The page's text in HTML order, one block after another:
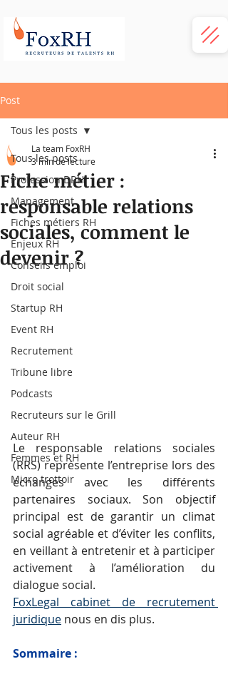
Post
Tous les posts
Profession DRH
Management
Fiches métiers RH
Enjeux RH
Conseils emploi
Droit social
Startup RH
Event RH
Recrutement
Tribune libre
Podcasts
Recruteurs sur le Grill
Auteur RH
Femmes et RH
Micro trottoir
Tous les posts
Fiche métier :
responsable relations
sociales, comment le
devenir ?
La team FoxRH
3 min de lecture
Le responsable relations sociales
(RRS) représente l’entreprise lors des
échanges avec les différents
partenaires sociaux. Son objectif
principal est de garantir un climat
social agréable et d’éviter les conflits,
en veillant à entretenir et à participer
activement à l’amélioration du
dialogue social.
FoxLegal cabinet de recrutement
juridique nous en dis plus.
Sommaire :